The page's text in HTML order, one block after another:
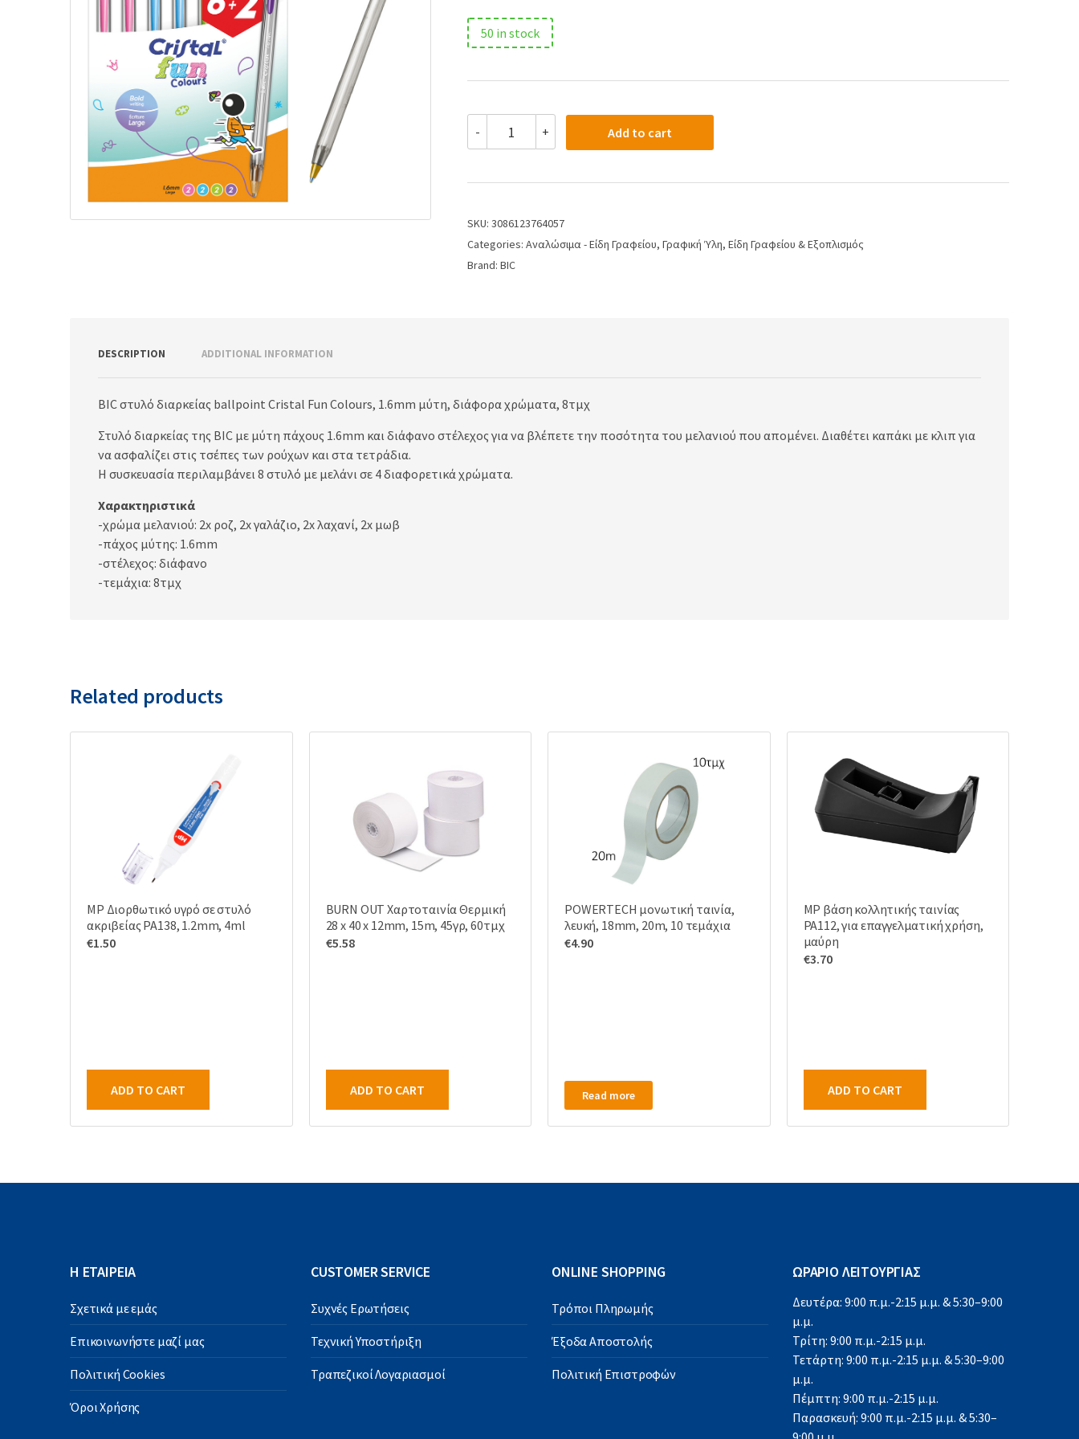
ν
:
50 in stock
- + Add to cart
SKU: 3086123764057
Categories: Αναλώσιμα - Είδη Γραφείου, Γραφική Ύλη, Είδη Γραφείου & Εξοπλισμός
Brand: BIC
DESCRIPTION ADDITIONAL INFORMATION
BIC στυλό διαρκείας ballpoint Cristal Fun Colours, 1.6mm μύτη, διάφορα χρώματα, 8τμχ
Στυλό διαρκείας της BIC με μύτη πάχους 1.6mm και διάφανο στέλεχος για να βλέπετε την ποσότητα του μελανιού που απομένει. Διαθέτει καπάκι με κλιπ για
να ασφαλίζει στις τσέπες των ρούχων και στα τετράδια.
Η συσκευασία περιλαμβάνει 8 στυλό με μελάνι σε 4 διαφορετικά χρώματα.
Χαρακτηριστικά
-χρώμα μελανιού: 2x ροζ, 2x γαλάζιο, 2x λαχανί, 2x μωβ
-πάχος μύτης: 1.6mm
-στέλεχος: διάφανο
-τεμάχια: 8τμχ
Related products
MP Διορθωτικό υγρό σε στυλό
ακριβείας PA138, 1.2mm, 4ml
€1.50
ADD TO CART
BURN OUT Χαρτοταινία Θερμική
28 x 40 x 12mm, 15m, 45γρ, 60τμχ
€5.58
ADD TO CART
POWERTECH μονωτική ταινία,
λευκή, 18mm, 20m, 10 τεμάχια
€4.90
Read more
MP βάση κολλητικής ταινίας
PA112, για επαγγελματική χρήση,
μαύρη
€3.70
ADD TO CART
Η ΕΤΑΙΡΕΙΑ
Σχετικά με εμάς
Επικοινωνήστε μαζί μας
Πολιτική Cookies
Όροι Χρήσης
CUSTOMER SERVICE
Συχνές Ερωτήσεις
Τεχνική Υποστήριξη
Τραπεζικοί Λογαριασμοί
ONLINE SHOPPING
Τρόποι Πληρωμής
Έξοδα Αποστολής
Πολιτική Επιστροφών
ΩΡΑΡΙΟ ΛΕΙΤΟΥΡΓΙΑΣ
Δευτέρα: 9:00 π.μ.-2:15 μ.μ. & 5:30–9:00
μ.μ.
Τρίτη: 9:00 π.μ.-2:15 μ.μ.
Τετάρτη: 9:00 π.μ.-2:15 μ.μ. & 5:30–9:00
μ.μ.
Πέμπτη: 9:00 π.μ.-2:15 μ.μ.
Παρασκευή: 9:00 π.μ.-2:15 μ.μ. & 5:30–